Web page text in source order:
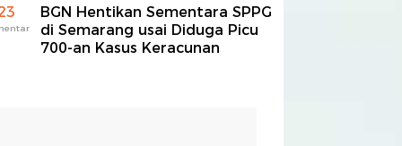
BGN Hentikan Sementara SPPG
di Semarang usai Diduga Picu
700-an Kasus Keracunan